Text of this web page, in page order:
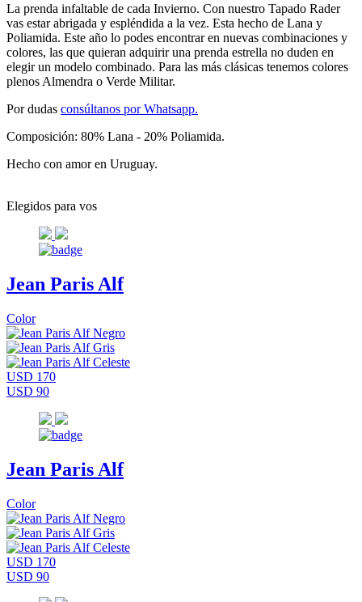
La prenda infaltable de cada Invierno. Con nuestro Tapado Rader
vas estar abrigada y espléndida a la vez. Esta hecho de Lana y
Poliamida. Este año lo podes encontrar en nuevas combinaciones y
colores, las que quieran adquirir una prenda estrella no duden en
elegir un modelo combinado. Para las más clásicas tenemos colores
plenos Almendra o Verde Militar.
Por dudas consúltanos por Whatsapp.
Composición: 80% Lana - 20% Poliamida.
Hecho con amor en Uruguay.
Elegidos para vos
Jean Paris Alf
Color
USD 170
USD 90
Jean Paris Alf
Color
USD 170
USD 90